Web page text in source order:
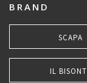
BRAND
SCAPA
IL